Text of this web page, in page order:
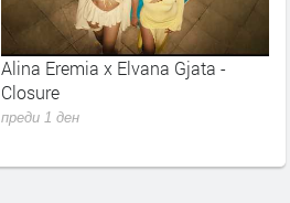
Alina Eremia x Elvana Gjata -
Closure
преди 1 ден